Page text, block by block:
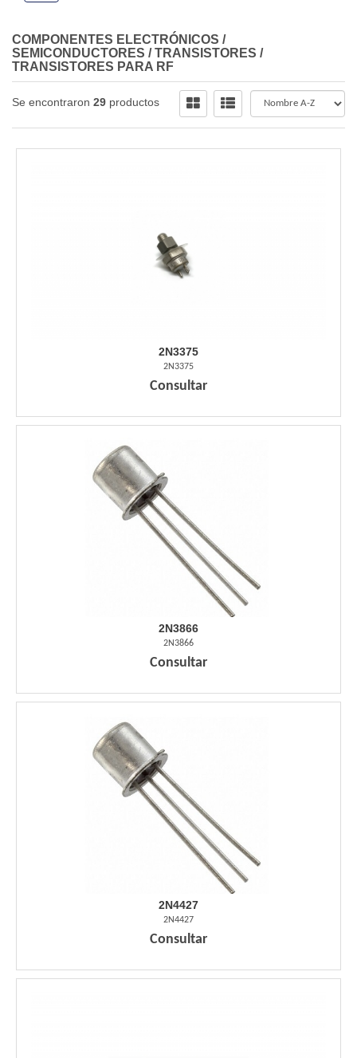
COMPONENTES ELECTRÓNICOS /
SEMICONDUCTORES /TRANSISTORES /
TRANSISTORES PARA RF
Se encontraron 29 productos
2N3375
2N3375
Consultar
2N3866
2N3866
Consultar
2N4427
2N4427
Consultar